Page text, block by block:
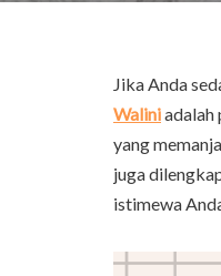
Jika Anda
Waliniadalah
yang
juga
istimewa